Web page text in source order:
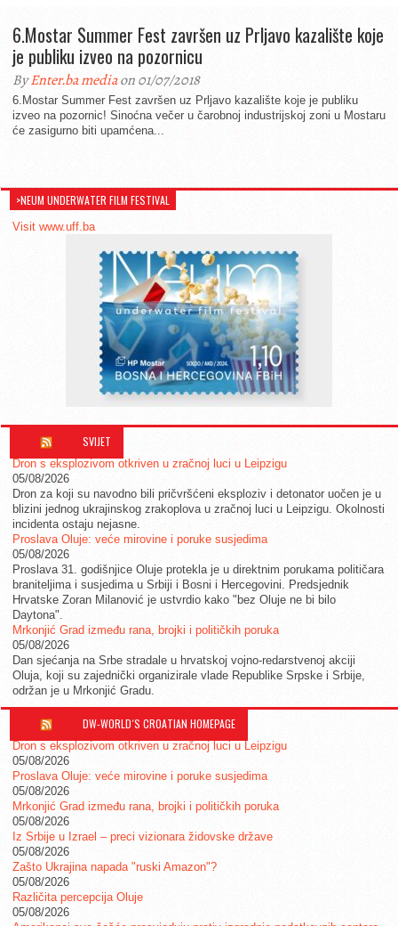
6.Mostar Summer Fest završen uz Prljavo kazalište koje
je publiku izveo na pozornicu
ByEnter.ba mediaon 01/07/2018
6.Mostar Summer Fest završen uz Prljavo kazalište koje je publiku
izveo na pozornic! Sinoćna večer u čarobnoj industrijskoj zoni u Mostaru
će zasigurno biti upamćena...
>NEUM UNDERWATER FILM FESTIVAL
Visit www.uff.ba
SVIJET
Dron s eksplozivom otkriven u zračnoj luci u Leipzigu
05/08/2026
Dron za koji su navodno bili pričvršćeni eksploziv i detonator uočen je u
blizini jednog ukrajinskog zrakoplova u zračnoj luci u Leipzigu. Okolnosti
incidenta ostaju nejasne.
Proslava Oluje: veće mirovine i poruke susjedima
05/08/2026
Proslava 31. godišnjice Oluje protekla je u direktnim porukama političara
braniteljima i susjedima u Srbiji i Bosni i Hercegovini. Predsjednik
Hrvatske Zoran Milanović je ustvrdio kako "bez Oluje ne bi bilo
Daytona".
Mrkonjić Grad između rana, brojki i političkih poruka
05/08/2026
Dan sjećanja na Srbe stradale u hrvatskoj vojno-redarstvenoj akciji
Oluja, koji su zajednički organizirale vlade Republike Srpske i Srbije,
održan je u Mrkonjić Gradu.
DW-WORLD´S CROATIAN HOMEPAGE
Dron s eksplozivom otkriven u zračnoj luci u Leipzigu
05/08/2026
Proslava Oluje: veće mirovine i poruke susjedima
05/08/2026
Mrkonjić Grad između rana, brojki i političkih poruka
05/08/2026
Iz Srbije u Izrael – preci vizionara židovske države
05/08/2026
Zašto Ukrajina napada "ruski Amazon"?
05/08/2026
Različita percepcija Oluje
05/08/2026